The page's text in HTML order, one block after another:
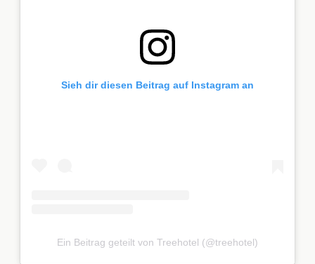
Sieh dir diesen Beitrag auf Instagram an
Ein Beitrag geteilt von Treehotel (@treehotel)